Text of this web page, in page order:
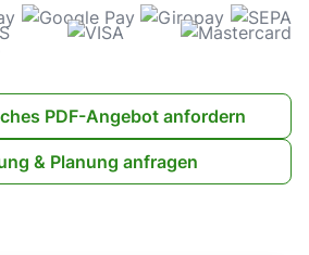
PDF-Angebot anfordern
& Planung anfragen